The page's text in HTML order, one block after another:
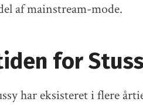
af mainstream-mode.
for
har eksisteret i flere